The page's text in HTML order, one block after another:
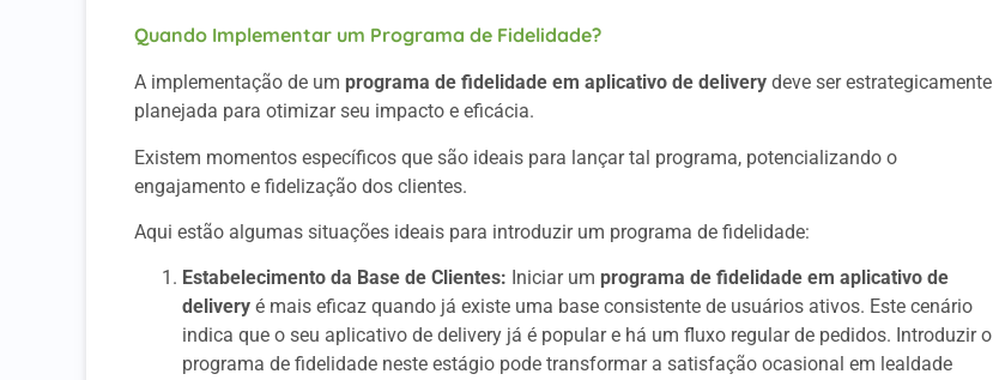
Quando Implementar um Programa de Fidelidade?
A implementação de um programa de fidelidade em aplicativo de delivery deve ser estrategicamente
planejada para otimizar seu impacto e eficácia.
Existem momentos específicos que são ideais para lançar tal programa, potencializando o
engajamento e fidelização dos clientes.
Aqui estão algumas situações ideais para introduzir um programa de fidelidade:
Estabelecimento da Base de Clientes: Iniciar um programa de fidelidade em aplicativo de
delivery é mais eficaz quando já existe uma base consistente de usuários ativos. Este cenário
indica que o seu aplicativo de delivery já é popular e há um fluxo regular de pedidos. Introduzir o
programa de fidelidade neste estágio pode transformar a satisfação ocasional em lealdade